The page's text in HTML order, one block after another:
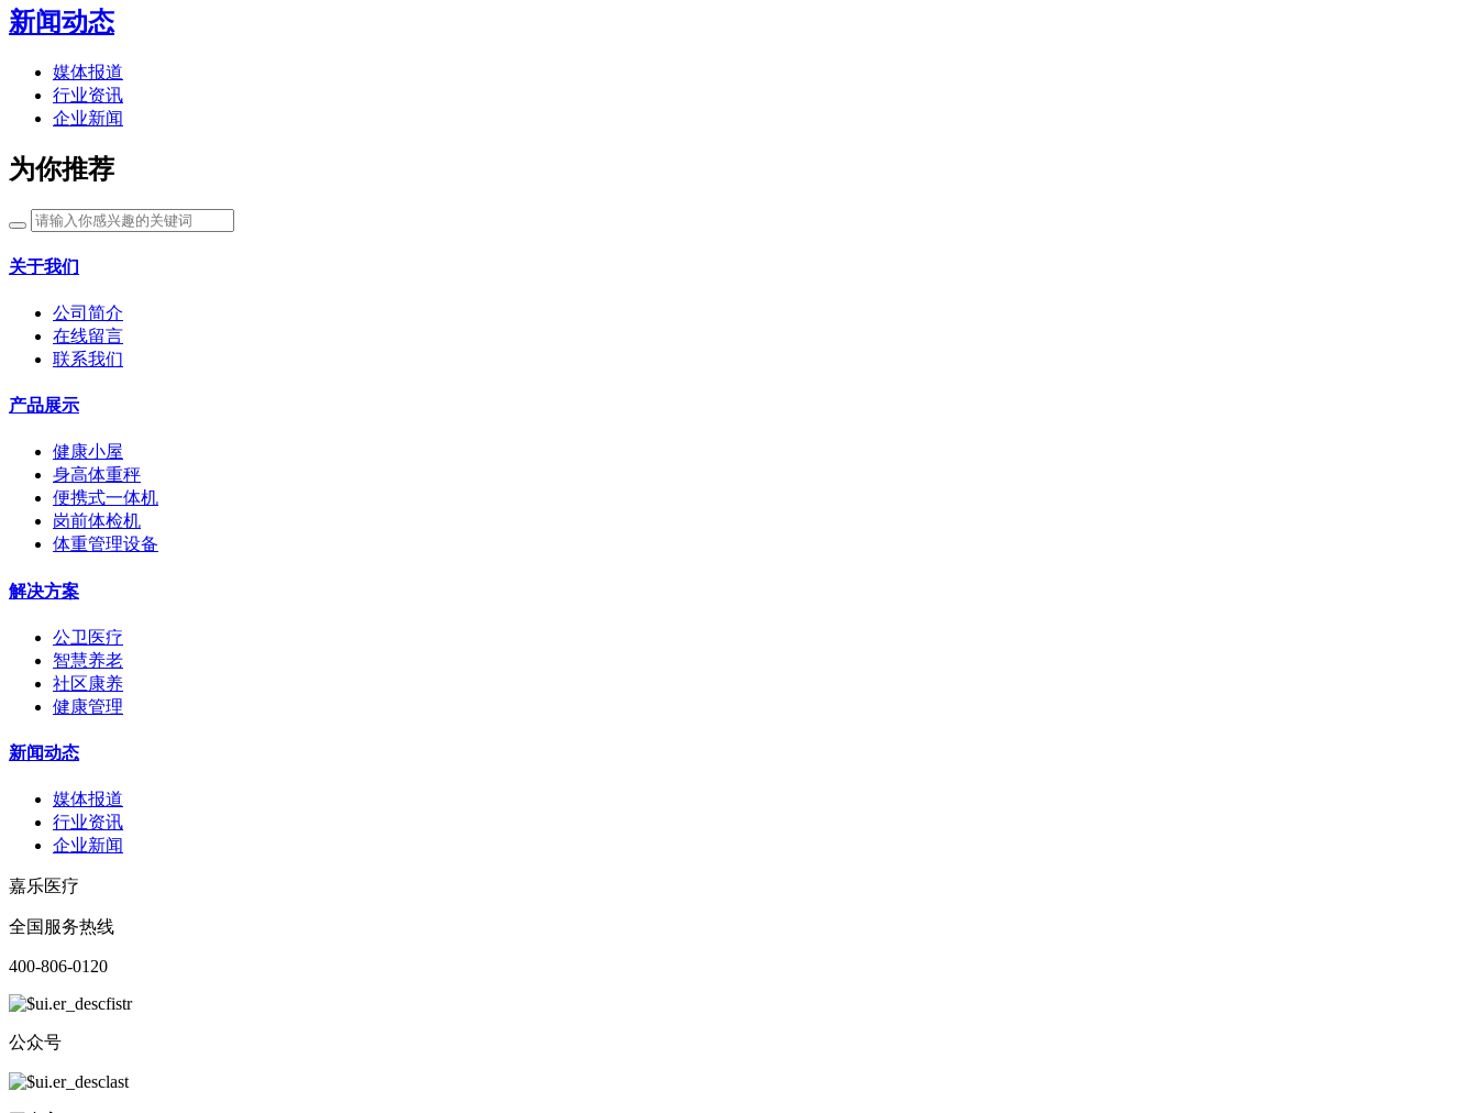
新闻动态
媒体报道
行业资讯
企业新闻
为你推荐
关于我们
公司简介
在线留言
联系我们
产品展示
健康小屋
身高体重秤
便携式一体机
岗前体检机
体重管理设备
解决方案
公卫医疗
智慧养老
社区康养
健康管理
新闻动态
媒体报道
行业资讯
企业新闻
嘉乐医疗
全国服务热线
400-806-0120
公众号